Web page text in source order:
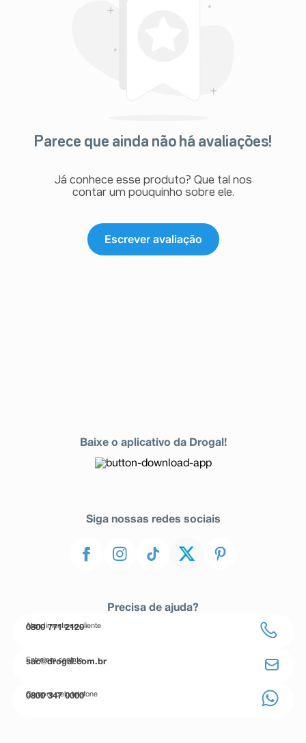
Parece que ainda não há avaliações!
Já conhece esse produto? Que tal nos
contar um pouquinho sobre ele.
Escrever avaliação
Baixe o aplicativo da Drogal!
Siga nossas redes sociais
Precisa de ajuda?
Atendimento ao cliente
0800 771 2120
Entre em contato
sac@drogal.com.br
Compre pelo telefone
0800 347 0000